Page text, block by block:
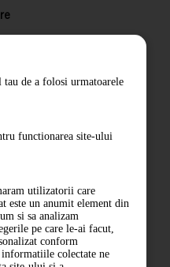
tau de a folosi urmatoarele
functionarea site-ului
utilizatorii care
este un anumit element din
si sa analizam
pe care le-ai facut,
conform
colectate ne